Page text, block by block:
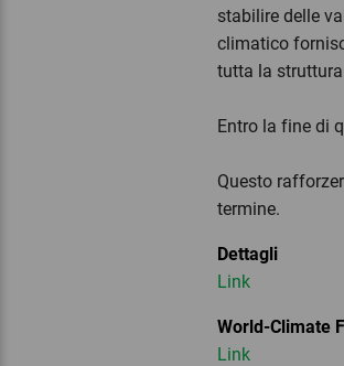
stabilire delle
climatico
tutta la
Entro la fine di
Questo
termine.
Dettagli
Link
World-Climate
Link